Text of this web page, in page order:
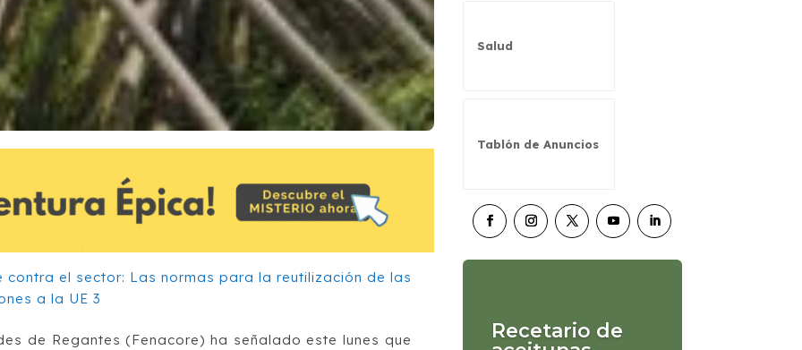
de Regantes (Fenacore) ha señalado este lunes que
Salud
Tablón de Anuncios
Recetario de